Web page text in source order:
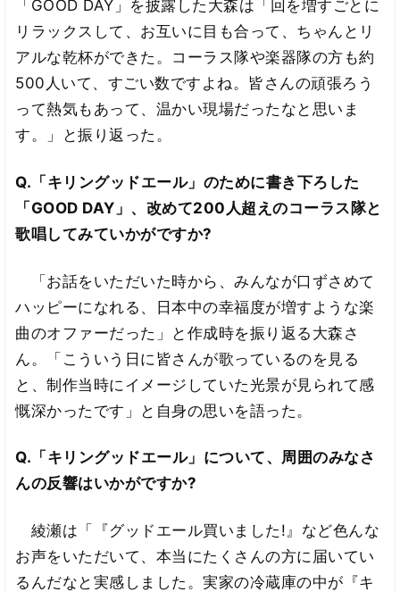
「GOOD DAY」を披露した大森は「回を増すごとに
リラックスして、お互いに目も合って、ちゃんとリ
アルな乾杯ができた。コーラス隊や楽器隊の方も約
500人いて、すごい数ですよね。皆さんの頑張ろう
って熱気もあって、温かい現場だったなと思いま
す。」と振り返った。
Q.「キリングッドエール」のために書き下ろした
「GOOD DAY」、改めて200人超えのコーラス隊と
歌唱してみていかがですか?
「お話をいただいた時から、みんなが口ずさめて
ハッピーになれる、日本中の幸福度が増すような楽
曲のオファーだった」と作成時を振り返る大森さ
ん。「こういう日に皆さんが歌っているのを見る
と、制作当時にイメージしていた光景が見られて感
慨深かったです」と自身の思いを語った。
Q.「キリングッドエール」について、周囲のみなさ
んの反響はいかがですか?
綾瀬は「『グッドエール買いました!』など色んな
お声をいただいて、本当にたくさんの方に届いてい
るんだなと実感しました。実家の冷蔵庫の中が『キ